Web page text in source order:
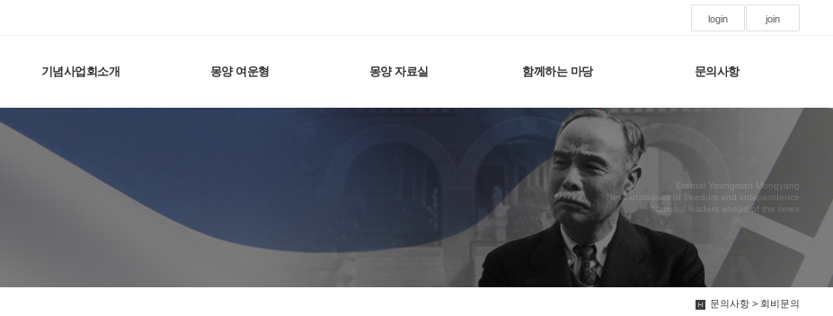
login join
기념사업회소개 몽양 여운형 몽양 자료실 함께하는 마당 문의사항
Eternal Youngman Mongyang
Revolutionaries of freedom and independence
National leaders ahead of the times
문의사항 > 회비문의